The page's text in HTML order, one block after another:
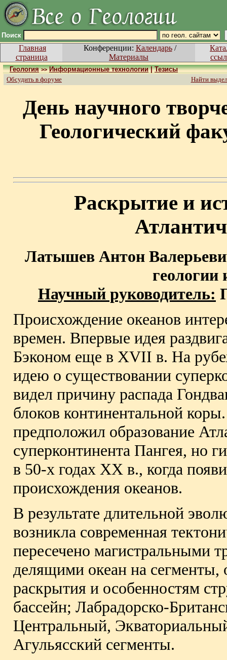
Поиск
Главная
страница
Конференции: Календарь/
Материалы
Геология >> Информационные технологии|Тезисы
Обсудить в форуме
Найти
День научного
Геологический
Раскрытие и
Латышев Антон
геологии
Научный руководитель:
Происхождение океанов
времен. Впервые идея
Бэконом еще в XVII в. На
идею о существовании
видел причину распада
блоков континентальной
предположил образование
суперконтинента Пангея, но
в 50-х годах XX в., когда
происхождения океанов.
В результате длительной
возникла современная
пересечено магистральными
делящими океан на сегменты,
раскрытия и особенностям
бассейн; Лабрадорско-
Центральный,
Агульясский сегменты.